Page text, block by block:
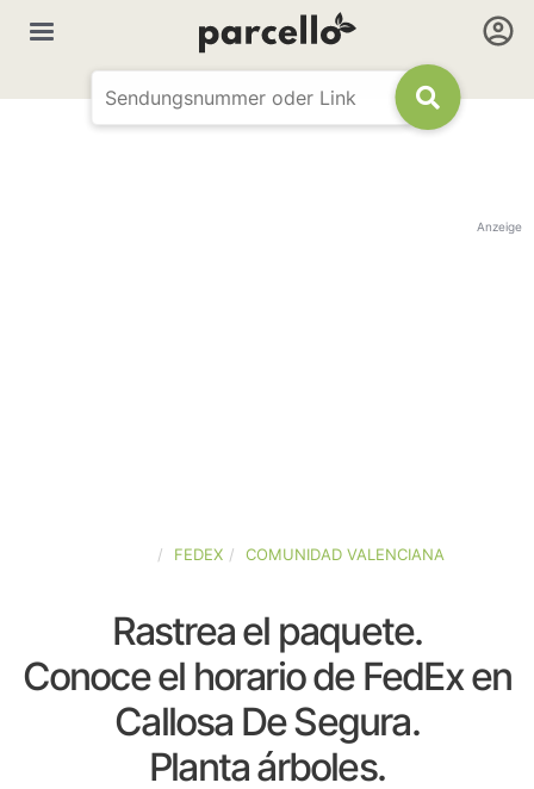
Anzeige
FEDEX COMUNIDAD VALENCIANA
Rastrea el paquete.
Conoce el horario de FedEx en
Callosa De Segura.
Planta árboles.